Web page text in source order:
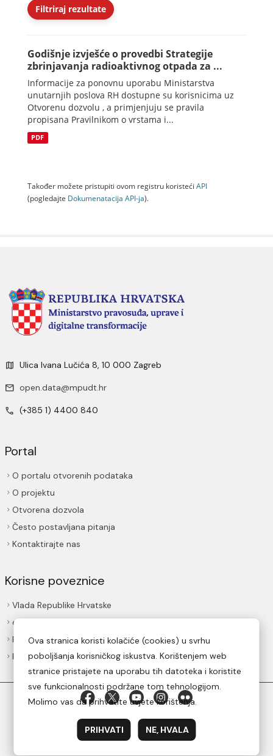
Filtriraj rezultate
Godišnje izvješće o provedbi Strategije
zbrinjavanja radioaktivnog otpada za ...
Informacije za ponovnu uporabu Ministarstva
unutarnjih poslova RH dostupne su korisnicima uz
Otvorenu dozvolu , a primjenjuju se pravila
propisana Pravilnikom o vrstama i...
PDF
Također možete pristupiti ovom registru koristeći API
(pogledajte Dokumenаtаcijа API-jа).